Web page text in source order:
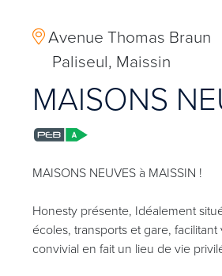
Avenue Thomas Braun
Paliseul, Maissin
MAISONS
MAISONS NEUVES à MAISSIN !
Honesty présente, Idéalement
écoles, transports et gare,
convivial en fait un lieu de vie